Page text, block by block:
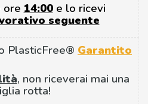
ore 14:00e lo ricevi
seguente
PlasticFree® Garantito
, non riceverai mai una
rotta!